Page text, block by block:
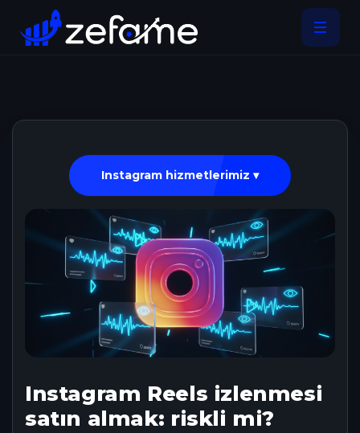
Instagram hizmetlerimiz ▾
Instagram Reels izlenmesi
satın almak: riskli mi?